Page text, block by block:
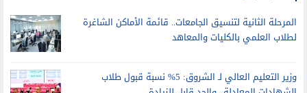
المرحلة الثانية لتنسيق الجامعات.. قائمة الأماكن الشاغرة
لطلاب العلمي بالكليات والمعاهد
وزير التعليم العالي لـ الشروق: 5% نسبة قبول طلاب
الشهادات المعادلة.. والحد قابل للزيادة